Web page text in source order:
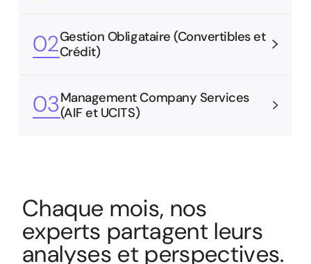
02Gestion Obligataire (Convertibles et
Crédit)
03Management Company Services
(AIF et UCITS)
Chaque mois, nos
experts partagent leurs
analyses et perspectives.